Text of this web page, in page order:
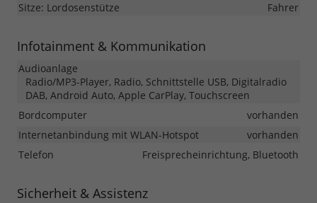
Sitze: Lordosenstütze
Fahrer
Infotainment & Kommunikation
Audioanlage
Radio/MP3-Player, Radio, Schnittstelle USB, Digitalradio
DAB, Android Auto, Apple CarPlay, Touchscreen
Bordcomputer
vorhanden
Internetanbindung mit WLAN-Hotspot
vorhanden
Telefon
Freisprecheinrichtung, Bluetooth
Sicherheit & Assistenz